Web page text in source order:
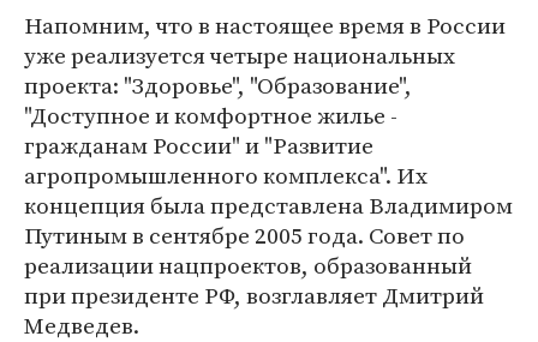
Напомним, что в настоящее время в России
уже реализуется четыре национальных
проекта: "Здоровье", "Образование",
"Доступное и комфортное жилье -
гражданам России" и "Развитие
агропромышленного комплекса". Их
концепция была представлена Владимиром
Путиным в сентябре 2005 года. Совет по
реализации нацпроектов, образованный
при президенте РФ, возглавляет Дмитрий
Медведев.